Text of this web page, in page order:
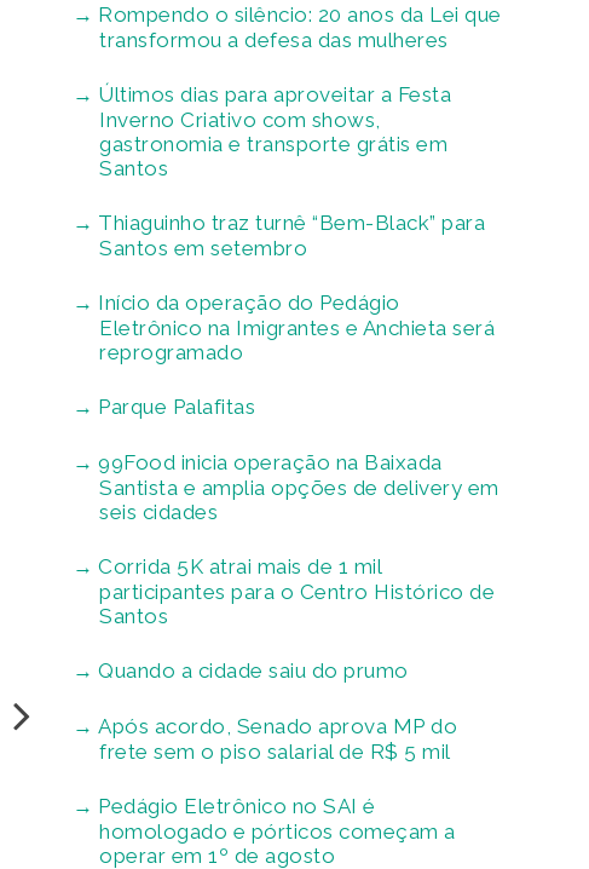
Rompendo o silêncio: 20 anos da Lei que
transformou a defesa das mulheres
Últimos dias para aproveitar a Festa
Inverno Criativo com shows,
gastronomia e transporte grátis em
Santos
Thiaguinho traz turnê “Bem-Black” para
Santos em setembro
Início da operação do Pedágio
Eletrônico na Imigrantes e Anchieta será
reprogramado
Parque Palafitas
99Food inicia operação na Baixada
Santista e amplia opções de delivery em
seis cidades
Corrida 5K atrai mais de 1 mil
participantes para o Centro Histórico de
Santos
Quando a cidade saiu do prumo
Após acordo, Senado aprova MP do
frete sem o piso salarial de R$ 5 mil
Pedágio Eletrônico no SAI é
homologado e pórticos começam a
operar em 1º de agosto